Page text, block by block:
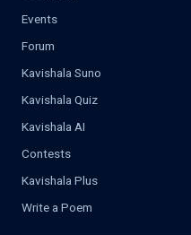
Events
Forum
Kavishala Suno
Kavishala Quiz
Kavishala AI
Contests
Kavishala Plus
Write a Poem